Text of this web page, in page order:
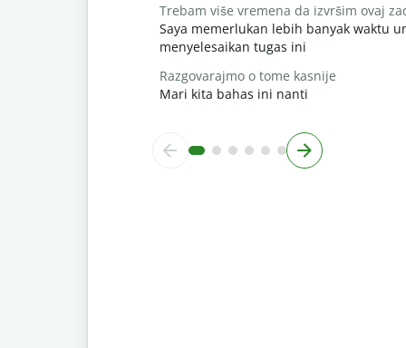
Trebam više vremena da izvršim ovaj
Saya memerlukan lebih banyak waktu
menyelesaikan tugas ini
Razgovarajmo o tome kasnije
Mari kita bahas ini nanti